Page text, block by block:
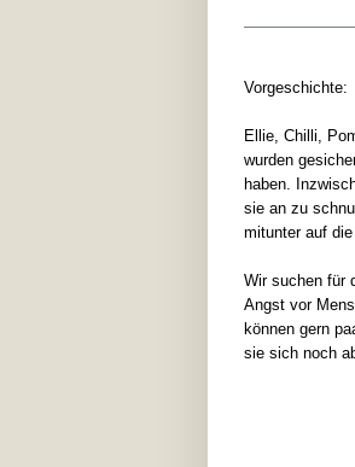
Vorgeschichte:
Ellie, Chilli,
wurden
haben.
sie an zu
mitunter auf
Wir suchen für
Angst vor
können gern
sie sich noch